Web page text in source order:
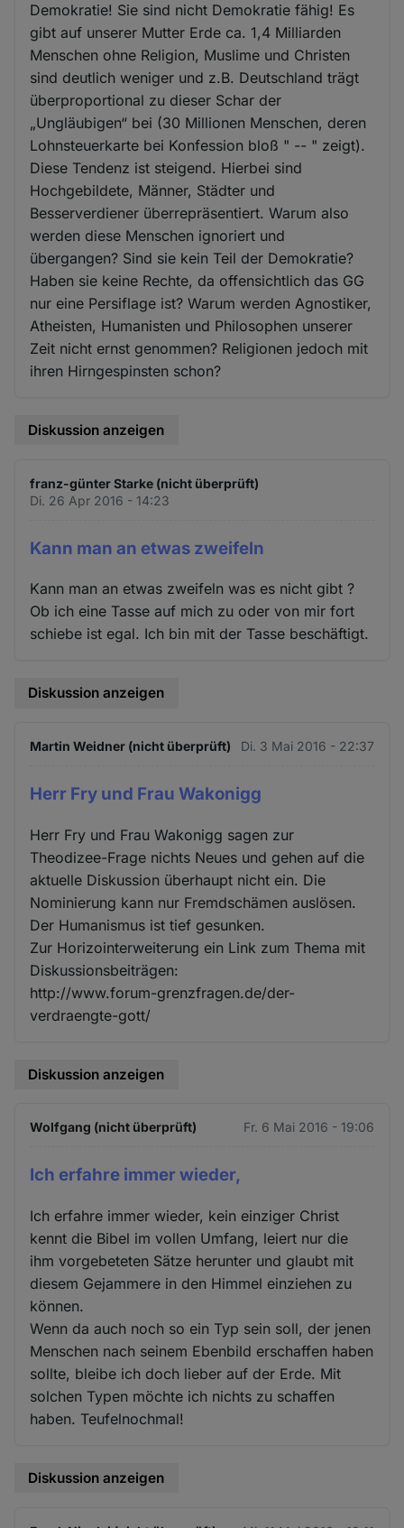
Demokratie! Sie sind nicht Demokratie fähig! Es
gibt auf unserer Mutter Erde ca. 1,4 Milliarden
Menschen ohne Religion, Muslime und Christen
sind deutlich weniger und z.B. Deutschland trägt
überproportional zu dieser Schar der
„Ungläubigen“ bei (30 Millionen Menschen, deren
Lohnsteuerkarte bei Konfession bloß " -- " zeigt).
Diese Tendenz ist steigend. Hierbei sind
Hochgebildete, Männer, Städter und
Besserverdiener überrepräsentiert. Warum also
werden diese Menschen ignoriert und
übergangen? Sind sie kein Teil der Demokratie?
Haben sie keine Rechte, da offensichtlich das GG
nur eine Persiflage ist? Warum werden Agnostiker,
Atheisten, Humanisten und Philosophen unserer
Zeit nicht ernst genommen? Religionen jedoch mit
ihren Hirngespinsten schon?
Diskussion anzeigen
franz-günter Starke (nicht überprüft)
Di. 26 Apr 2016 - 14:23
Kann man an etwas zweifeln
Kann man an etwas zweifeln was es nicht gibt ?
Ob ich eine Tasse auf mich zu oder von mir fort
schiebe ist egal. Ich bin mit der Tasse beschäftigt.
Diskussion anzeigen
Martin Weidner (nicht überprüft) Di. 3 Mai 2016 - 22:37
Herr Fry und Frau Wakonigg
Herr Fry und Frau Wakonigg sagen zur
Theodizee-Frage nichts Neues und gehen auf die
aktuelle Diskussion überhaupt nicht ein. Die
Nominierung kann nur Fremdschämen auslösen.
Der Humanismus ist tief gesunken.
Zur Horizointerweiterung ein Link zum Thema mit
Diskussionsbeiträgen:
http://www.forum-grenzfragen.de/der-
verdraengte-gott/
Diskussion anzeigen
Wolfgang (nicht überprüft) Fr. 6 Mai 2016 - 19:06
Ich erfahre immer wieder,
Ich erfahre immer wieder, kein einziger Christ
kennt die Bibel im vollen Umfang, leiert nur die
ihm vorgebeteten Sätze herunter und glaubt mit
diesem Gejammere in den Himmel einziehen zu
können.
Wenn da auch noch so ein Typ sein soll, der jenen
Menschen nach seinem Ebenbild erschaffen haben
sollte, bleibe ich doch lieber auf der Erde. Mit
solchen Typen möchte ich nichts zu schaffen
haben. Teufelnochmal!
Diskussion anzeigen